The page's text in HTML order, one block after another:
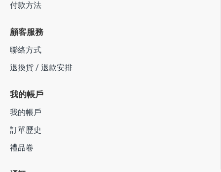
付款方法
顧客服務
聯絡方式
退換貨 / 退款安排
我的帳戶
我的帳戶
訂單歷史
禮品卷